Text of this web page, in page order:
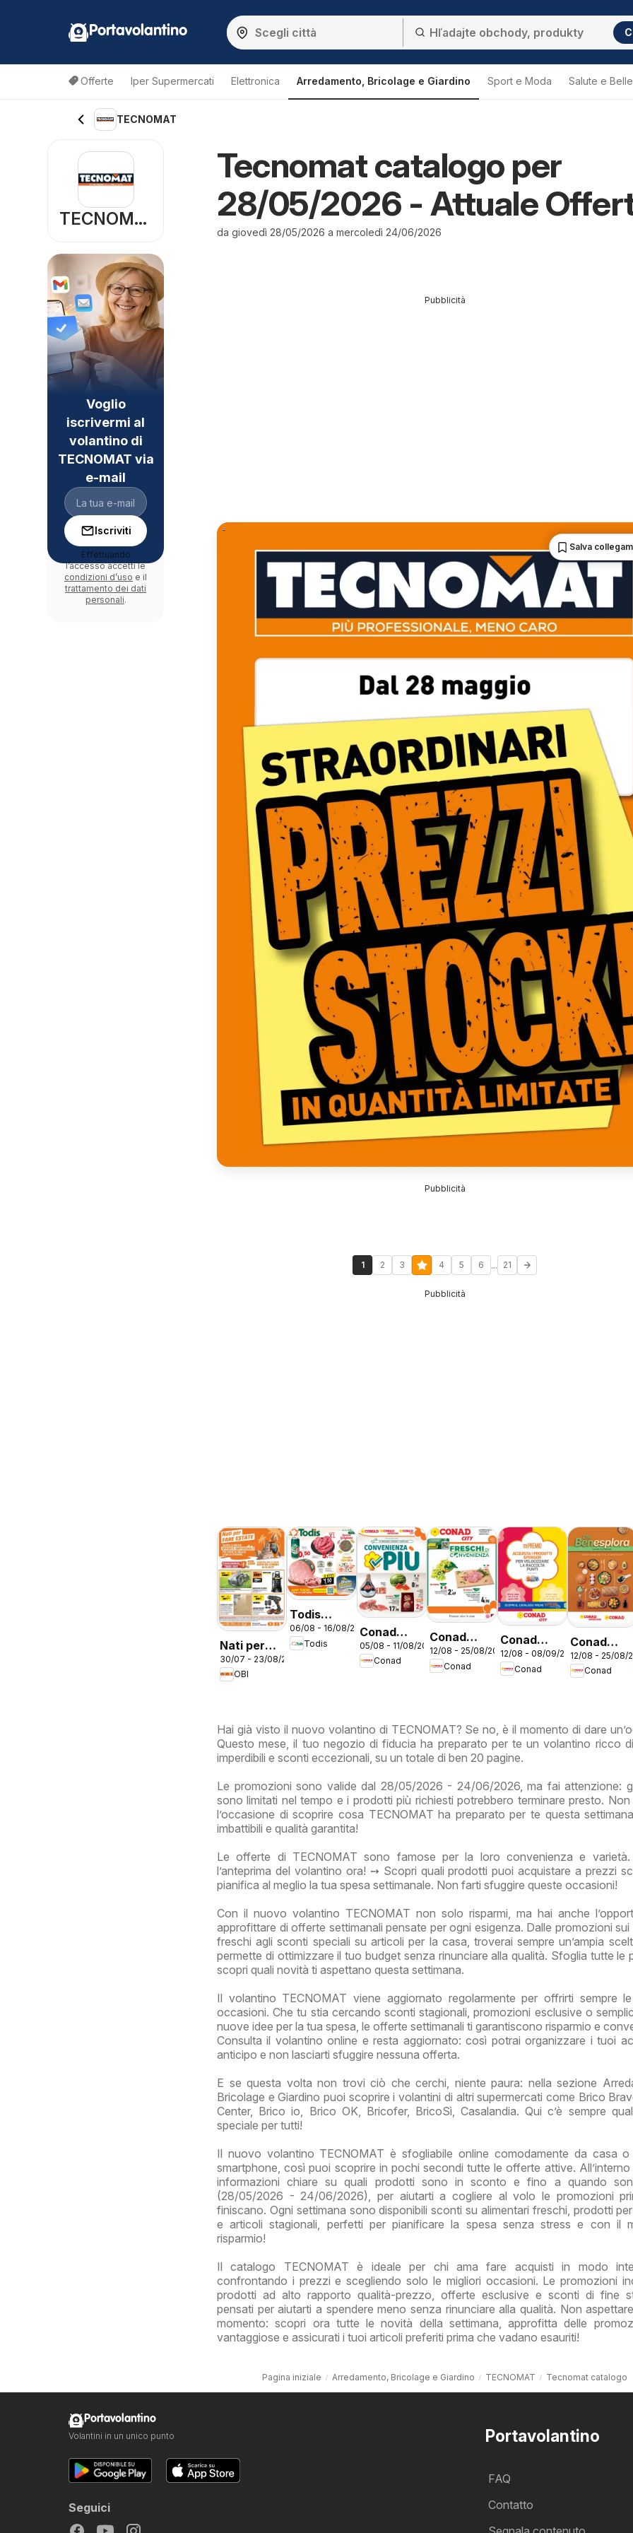
Portavolantino
Offerte Iper Supermercati Elettronica Arredamento, Bricolage e Giardino Sport e Moda Salute e
TECNOMAT
Tecnomat catalogo per
28/05/2026 - Attuale
da giovedì 28/05/2026 a mercoledì 24/06/2026
Pubblicità
Salva
Pubblicità
1 2 3 4 5 6 ... 21
Pubblicità
Nati per
fare estate
30/07 - 23/08/2026
OBI
Todis
volantino
Lazio
06/08 - 16/08/2026
Todis
Conad
volantino
Convenienza
05/08 - 11/08/2026
Conad
Conad
volantino
City Lazio
12/08 - 25/08/2026
Conad
Conad
volantino
City Mi
12/08 - 08/09/2026
Conad
Conad
volantino
Benesplora
12/08 - 25/08/
Conad
Hai già visto il nuovo volantino di TECNOMAT? Se no, è il momento di dare
Questo mese, il tuo negozio di fiducia ha preparato per te un volantino ricco
imperdibili e sconti eccezionali, su un totale di ben 20 pagine.
Le promozioni sono valide dal 28/05/2026 - 24/06/2026, ma fai attenzione:
sono limitati nel tempo e i prodotti più richiesti potrebbero terminare presto. Non
l’occasione di scoprire cosa TECNOMAT ha preparato per te questa
imbattibili e qualità garantita!
Le offerte di TECNOMAT sono famose per la loro convenienza e varietà.
l’anteprima del volantino ora! ➙ Scopri quali prodotti puoi acquistare a prezzi
pianifica al meglio la tua spesa settimanale. Non farti sfuggire queste occasioni!
Con il nuovo volantino TECNOMAT non solo risparmi, ma hai anche
approfittare di offerte settimanali pensate per ogni esigenza. Dalle promozioni
freschi agli sconti speciali su articoli per la casa, troverai sempre un’ampia
permette di ottimizzare il tuo budget senza rinunciare alla qualità. Sfoglia tutte le
scopri quali novità ti aspettano questa settimana.
Il volantino TECNOMAT viene aggiornato regolarmente per offrirti sempre le
occasioni. Che tu stia cercando sconti stagionali, promozioni esclusive o
nuove idee per la tua spesa, le offerte settimanali ti garantiscono risparmio e
Consulta il volantino online e resta aggiornato: così potrai organizzare i tuoi
anticipo e non lasciarti sfuggire nessuna offerta.
E se questa volta non trovi ciò che cerchi, niente paura: nella sezione
Bricolage e Giardino puoi scoprire i volantini di altri supermercati come Brico
Center, Brico io, Brico OK, Bricofer, BricoSì, Casalandia. Qui c’è sempre
speciale per tutti!
Il nuovo volantino TECNOMAT è sfogliabile online comodamente da casa
smartphone, così puoi scoprire in pochi secondi tutte le offerte attive. All’interno
informazioni chiare su quali prodotti sono in sconto e fino a quando
(28/05/2026 - 24/06/2026), per aiutarti a cogliere al volo le promozioni
finiscano. Ogni settimana sono disponibili sconti su alimentari freschi, prodotti
e articoli stagionali, perfetti per pianificare la spesa senza stress e con il
risparmio!
Il catalogo TECNOMAT è ideale per chi ama fare acquisti in modo
confrontando i prezzi e scegliendo solo le migliori occasioni. Le promozioni
prodotti ad alto rapporto qualità-prezzo, offerte esclusive e sconti di fine
pensati per aiutarti a spendere meno senza rinunciare alla qualità. Non aspettare
momento: scopri ora tutte le novità della settimana, approfitta delle
vantaggiose e assicurati i tuoi articoli preferiti prima che vadano esauriti!
Pagina iniziale Arredamento, Bricolage e Giardino TECNOMAT Tecnomat catalogo
TECNOMAT
Voglio
iscrivermi al
volantino di
TECNOMAT via
e-mail
Iscriviti
Effettuando
l’accesso accetti le
condizioni d’uso e il
trattamento dei dati
personali.
Portavolantino
FAQ
Contatto
Portavolantino
Volantini in un unico punto
Seguici